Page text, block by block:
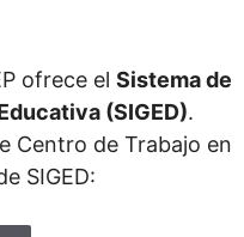
ofrece el Sistema de
(SIGED).
Centro de Trabajo en
SIGED: